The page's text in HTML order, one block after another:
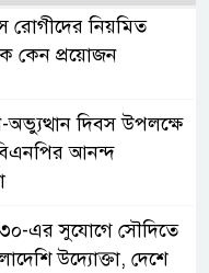
রোগীদের নিয়মিত
কেন প্রয়োজন
দিবস উপলক্ষে
আনন্দ
এর সুযোগে সৌদিতে
উদ্যোক্তা, দেশে